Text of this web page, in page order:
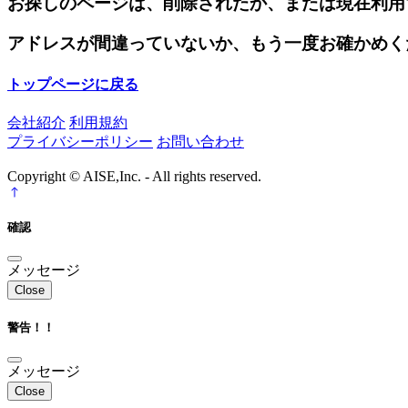
アドレスが間違っていないか、もう一度お確かめ
トップページに戻る
会社紹介 利用規約
プライバシーポリシー お問い合わせ
Copyright © AISE,Inc. - All rights reserved.
確認
メッセージ
Close
警告！！
メッセージ
Close